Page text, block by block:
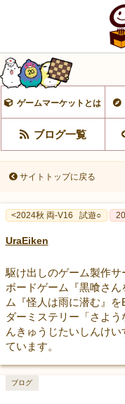
ゲームマーケットとは
ブログ一覧
サイトトップに戻る
<2024秋 両-V16 試遊○
UraEiken
駆け出しのゲーム製作
ボードゲーム『黒喰さ
ム『怪人は雨に潜む』
ダーミステリー「さよ
んきゅうじたいしんけ
ています。
ブログ